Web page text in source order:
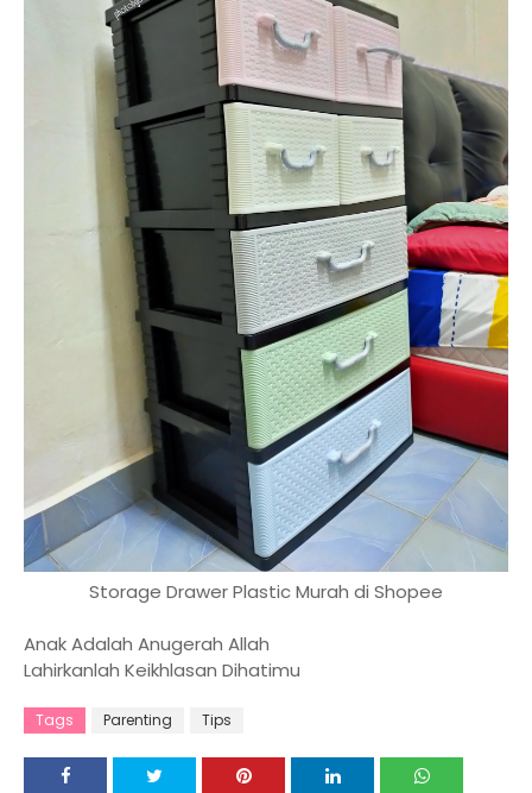
Storage Drawer Plastic Murah di Shopee
Anak Adalah Anugerah Allah
Lahirkanlah Keikhlasan Dihatimu
Tags Parenting Tips